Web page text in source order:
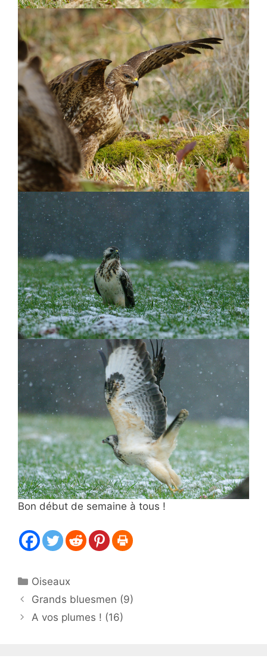
Bon début de semaine à tous !
Catégories
Oiseaux
Grands bluesmen (9)
A vos plumes ! (16)